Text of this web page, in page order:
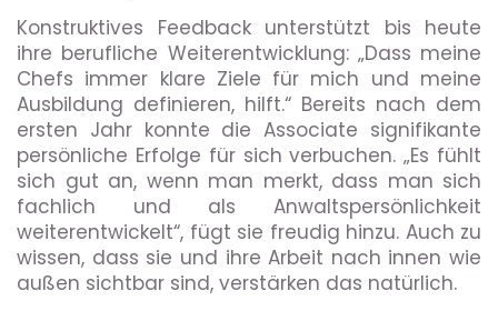
Konstruktives Feedback unterstützt bis heute
ihre berufliche Weiterentwicklung: „Dass meine
Chefs immer klare Ziele für mich und meine
Ausbildung definieren, hilft.“ Bereits nach dem
ersten Jahr konnte die Associate signifikante
persönliche Erfolge für sich verbuchen. „Es fühlt
sich gut an, wenn man merkt, dass man sich
fachlich und als Anwaltspersönlichkeit
weiterentwickelt“, fügt sie freudig hinzu. Auch zu
wissen, dass sie und ihre Arbeit nach innen wie
außen sichtbar sind, verstärken das natürlich.